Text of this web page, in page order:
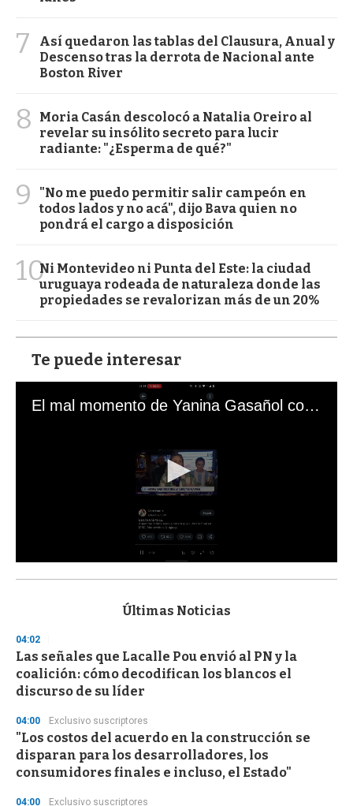
7
Así quedaron las tablas del Clausura, Anual y
Descenso tras la derrota de Nacional ante
Boston River
8
Moria Casán descolocó a Natalia Oreiro al
revelar su insólito secreto para lucir
radiante: "¿Esperma de qué?"
9
"No me puedo permitir salir campeón en
todos lados y no acá", dijo Bava quien no
pondrá el cargo a disposición
10Ni Montevideo ni Punta del Este: la ciudad
uruguaya rodeada de naturaleza donde las
propiedades se revalorizan más de un 20%
Te puede interesar
El mal momento de Yanina Gasañol con un hincha argentino en "Subrayado"
s
d
s
o
f
3
s
e
o
n
Últimas Noticias
04:02
Las señales que Lacalle Pou envió al PN y la
coalición: cómo decodifican los blancos el
discurso de su líder
04:00 Exclusivo suscriptores
"Los costos del acuerdo en la construcción se
disparan para los desarrolladores, los
consumidores finales e incluso, el Estado"
04:00 Exclusivo suscriptores